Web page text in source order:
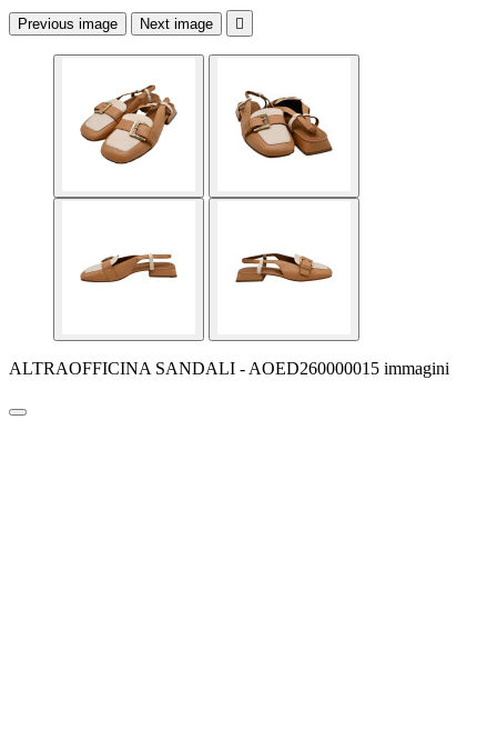
Previous image Next image 
ALTRAOFFICINA SANDALI - AOED260000015 immagini